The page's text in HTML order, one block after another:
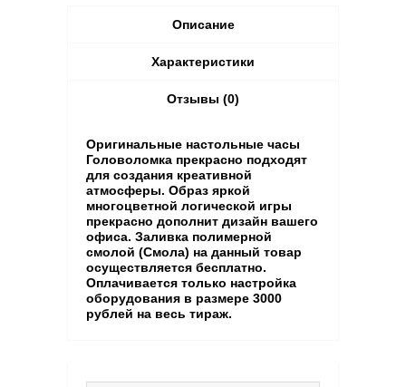
Описание
Характеристики
Отзывы (0)
Оригинальные настольные часы
Головоломка прекрасно подходят
для создания креативной
атмосферы. Образ яркой
многоцветной логической игры
прекрасно дополнит дизайн вашего
офиса. Заливка полимерной
смолой (Смола) на данный товар
осуществляется бесплатно.
Оплачивается только настройка
оборудования в размере 3000
рублей на весь тираж.